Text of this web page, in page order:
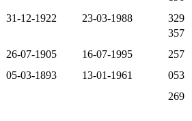
31-12-1922 23-03-1988
329
357
26-07-1905 16-07-1995
257
05-03-1893 13-01-1961
053
269